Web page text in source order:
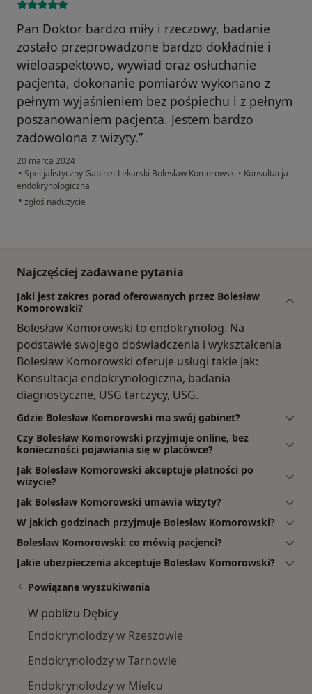
Pan Doktor bardzo miły i rzeczowy, badanie
zostało przeprowadzone bardzo dokładnie i
wieloaspektowo, wywiad oraz osłuchanie
pacjenta, dokonanie pomiarów wykonano z
pełnym wyjaśnieniem bez pośpiechu i z pełnym
poszanowaniem pacjenta. Jestem bardzo
zadowolona z wizyty.”
20 marca 2024
• Specjalistyczny Gabinet Lekarski Bolesław Komorowski • Konsultacja
endokrynologiczna
• w opinii użytkownika Jadwiga Lasota-Stręk
zgłoś nadużycie
Najczęściej zadawane pytania
Jaki jest zakres porad oferowanych przez Bolesław
Komorowski?
Bolesław Komorowski to endokrynolog. Na
podstawie swojego doświadczenia i wykształcenia
Bolesław Komorowski oferuje usługi takie jak:
Konsultacja endokrynologiczna, badania
diagnostyczne, USG tarczycy, USG.
Gdzie Bolesław Komorowski ma swój gabinet?
Czy Bolesław Komorowski przyjmuje online, bez
konieczności pojawiania się w placówce?
Jak Bolesław Komorowski akceptuje płatności po
wizycie?
Jak Bolesław Komorowski umawia wizyty?
W jakich godzinach przyjmuje Bolesław Komorowski?
Bolesław Komorowski: co mówią pacjenci?
Jakie ubezpieczenia akceptuje Bolesław Komorowski?
Powiązane wyszukiwania
W pobliżu Dębicy
Endokrynolodzy w Rzeszowie
Endokrynolodzy w Tarnowie
Endokrynolodzy w Mielcu